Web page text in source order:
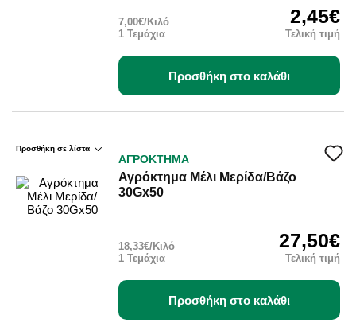
2,45€
Τελική τιμή
1 Τεμάχια
7,00€/Κιλό
Προσθήκη στο καλάθι
Προσθήκη σε λίστα
ΑΓΡΟΚΤΗΜΑ
Αγρόκτημα Μέλι Μερίδα/Βάζο
30Gx50
27,50€
Τελική τιμή
1 Τεμάχια
18,33€/Κιλό
Προσθήκη στο καλάθι